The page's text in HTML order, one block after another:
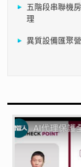
五階段串聯機
理
異質設備匯聚